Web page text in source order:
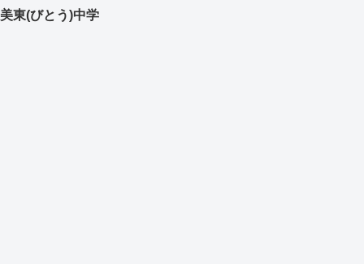
美東(びとう)中学